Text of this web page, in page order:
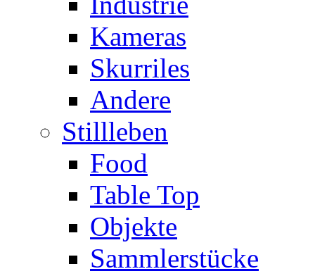
Kameras
Skurriles
Andere
Stillleben
Food
Table Top
Objekte
Sammlerstücke